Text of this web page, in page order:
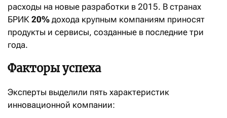
расходы на новые разработки в 2015. В странах
БРИК 20% дохода крупным компаниям приносят
продукты и сервисы, созданные в последние три
года.
Факторы успеха
Эксперты выделили пять характеристик
инновационной компании: